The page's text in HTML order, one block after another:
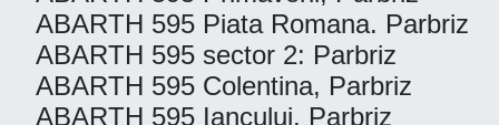
ABARTH 595 Piata Romana. Parbriz
ABARTH 595 sector 2: Parbriz
ABARTH 595 Colentina, Parbriz
ABARTH 595 Iancului, Parbriz